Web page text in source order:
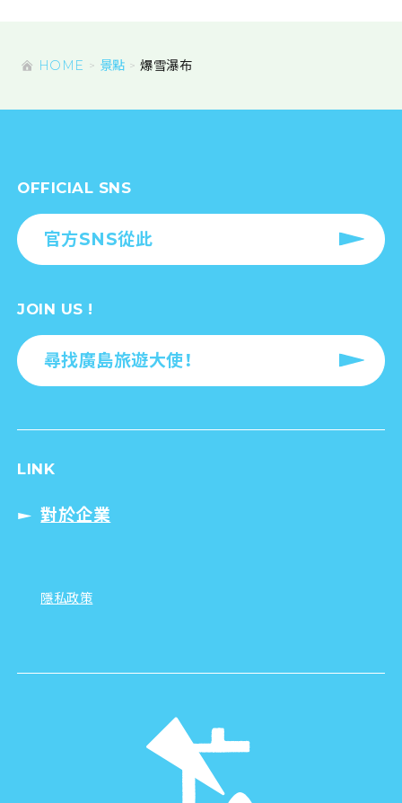
HOME 景點 爆雪瀑布
OFFICIAL SNS
官方SNS從此
JOIN US !
尋找廣島旅遊大使！
LINK
對於企業
隱私政策